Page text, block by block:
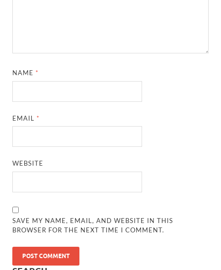
NAME *
EMAIL *
WEBSITE
SAVE MY NAME, EMAIL, AND WEBSITE IN THIS
BROWSER FOR THE NEXT TIME I COMMENT.